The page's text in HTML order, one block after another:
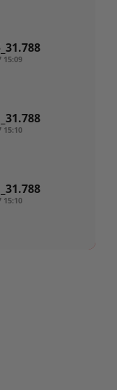
15:09
15:10
15:10